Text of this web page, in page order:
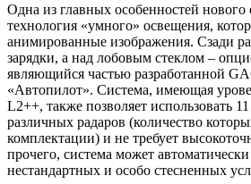
Одна из главных особенностей
технология «умного» освещения,
анимированные изображения. Сзади
зарядки, а над лобовым стеклом –
являющийся частью разработанной
«Автопилот». Система, имеющая
L2++, также позволяет использовать
различных радаров (количество
комплектации) и не требует
прочего, система может автоматически
нестандартных и особо стесненных